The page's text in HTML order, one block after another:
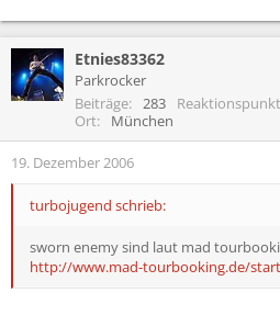
Etnies83362
Parkrocker
Beiträge
283
Ort
München
19. Dezember 2006
turbojugend schrieb:
sworn enemy sind laut mad
http://www.mad-tourbooking.de/